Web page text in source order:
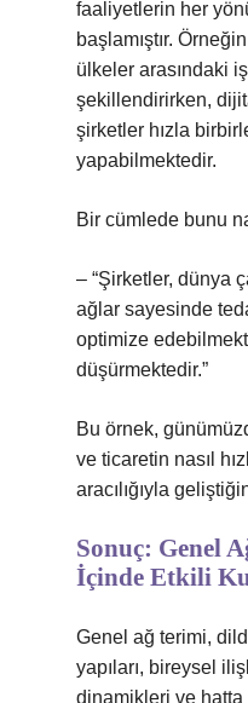
faaliyetlerin her
başlamıştır.
ülkeler arasındaki
şekillendirirken,
şirketler hızla
yapabilmektedir.
Bir cümlede bunu
– “Şirketler, dünya
ağlar sayesinde
optimize
düşürmektedir.”
Bu örnek,
ve ticaretin nasıl
aracılığıyla
Sonuç: Genel
İçinde Etkili
Genel ağ terimi,
yapıları, bireysel
dinamikleri ve